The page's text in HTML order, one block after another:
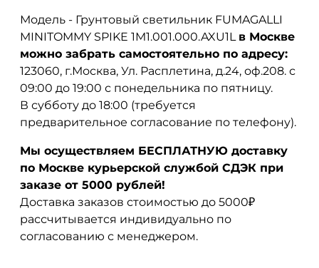
Модель - Грунтовый светильник FUMAGALLI
MINITOMMY SPIKE 1M1.001.000.AXU1L в Москве
можно забрать самостоятельно по адресу:
123060, г.Москва, Ул. Расплетина, д.24, оф.208. с
09:00 до 19:00 с понедельника по пятницу.
В субботу до 18:00 (требуется
предварительное согласование по телефону).
Мы осуществляем БЕСПЛАТНУЮ доставку
по Москве курьерской службой СДЭК при
заказе от 5000 рублей!
Доставка заказов стоимостью до 5000₽
рассчитывается индивидуально по
согласованию с менеджером.